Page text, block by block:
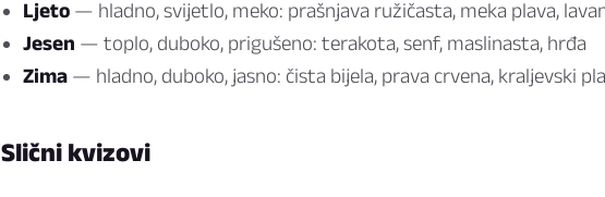
Ljeto — hladno, svijetlo, meko: prašnjava ružičasta, meka plava,
Jesen — toplo, duboko, prigušeno: terakota, senf, maslinasta, hrđa
Zima — hladno, duboko, jasno: čista bijela, prava crvena, kraljevski
Slični kvizovi